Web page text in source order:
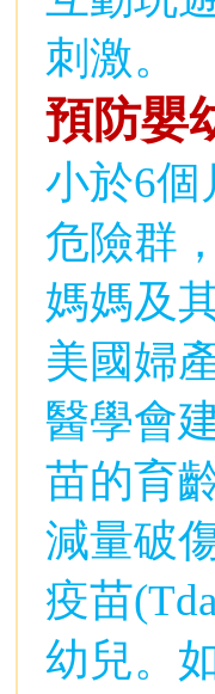
刺激。
預防嬰
小於6個
危險群
媽媽及
美國婦
醫學會
苗的育
減量破
疫苗
幼兒。